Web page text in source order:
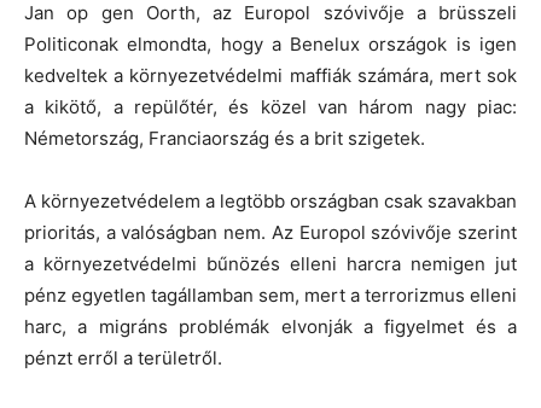
Jan op gen Oorth, az Europol szóvivője a brüsszeli
Politiconak elmondta, hogy a Benelux országok is igen
kedveltek a környezetvédelmi maffiák számára, mert sok
a kikötő, a repülőtér, és közel van három nagy piac:
Németország, Franciaország és a brit szigetek.
A környezetvédelem a legtöbb országban csak szavakban
prioritás, a valóságban nem. Az Europol szóvivője szerint
a környezetvédelmi bűnözés elleni harcra nemigen jut
pénz egyetlen tagállamban sem, mert a terrorizmus elleni
harc, a migráns problémák elvonják a figyelmet és a
pénzt erről a területről.